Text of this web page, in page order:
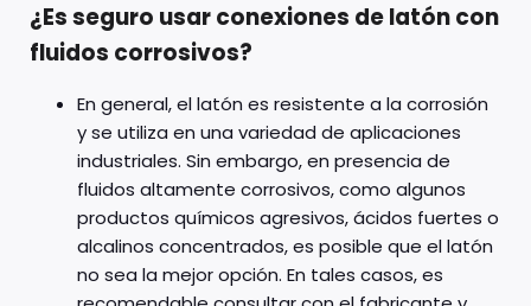
¿Es seguro usar conexiones de latón con
fluidos corrosivos?
En general, el latón es resistente a la corrosión
y se utiliza en una variedad de aplicaciones
industriales. Sin embargo, en presencia de
fluidos altamente corrosivos, como algunos
productos químicos agresivos, ácidos fuertes o
alcalinos concentrados, es posible que el latón
no sea la mejor opción. En tales casos, es